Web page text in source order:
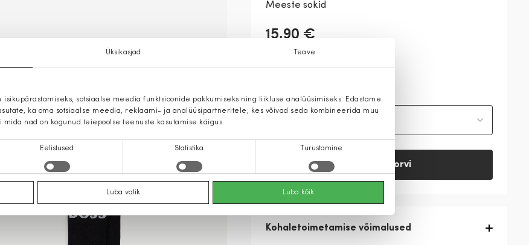
Üksikasjad Teave
sotsiaalse meedia funktsioonide pakkumiseks ning liikluse analüüsimiseks. Edastame
ka oma sotsiaalse meedia, reklaami- ja analüüsipartneritele, kes võivad seda kombineerida muu
nad on kogunud teiepoolse teenuste kasutamise käigus.
Eelistused Statistika Turustamine
Luba valik Luba kõik
Meeste sokid
15,90 €
Lisa ostukorvi
Kohaletoimetamise võimalused